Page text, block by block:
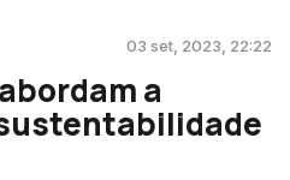
03 set, 2023, 22:22
a